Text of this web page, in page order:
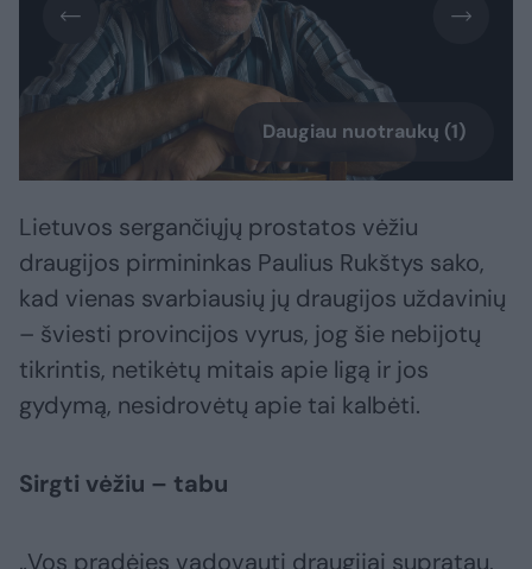
Daugiau nuotraukų (1)
Lietuvos sergančiųjų prostatos vėžiu
draugijos pirmininkas Paulius Rukštys sako,
kad vienas svarbiausių jų draugijos uždavinių
– šviesti provincijos vyrus, jog šie nebijotų
tikrintis, netikėtų mitais apie ligą ir jos
gydymą, nesidrovėtų apie tai kalbėti.
Sirgti vėžiu – tabu
„Vos pradėjęs vadovauti draugijai supratau,